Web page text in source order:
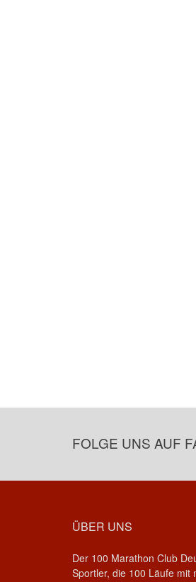
FOLGE UNS AUF
ÜBER UNS
Der 100 Marathon Club
Sportler, die 100 Läufe mit